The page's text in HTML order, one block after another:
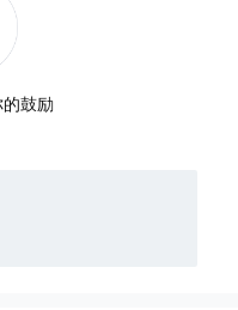
鼓励